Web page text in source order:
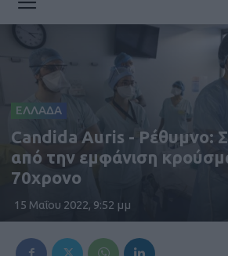
ΕΛΛΑΔΑ
Candida Αuris - Ρέθυμνο:
από την εμφάνιση
70χρονο
15 Μαΐου 2022, 9:52 μμ